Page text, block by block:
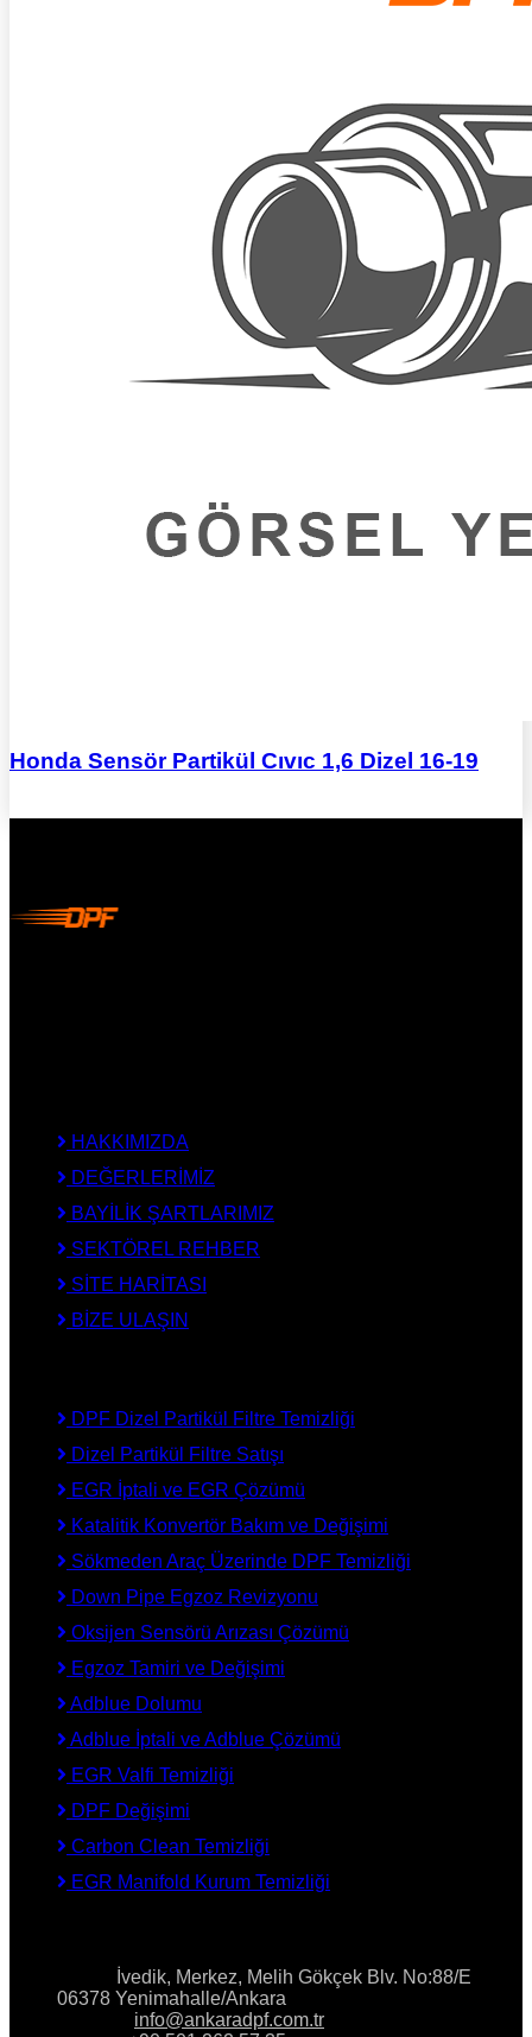
Honda Sensör Partikül Cıvıc 1,6 Dizel 16-19
HAKKIMIZDA
DEĞERLERİMİZ
BAYİLİK ŞARTLARIMIZ
SEKTÖREL REHBER
SİTE HARİTASI
BİZE ULAŞIN
DPF Dizel Partikül Filtre Temizliği
Dizel Partikül Filtre Satışı
EGR İptali ve EGR Çözümü
Katalitik Konvertör Bakım ve Değişimi
Sökmeden Araç Üzerinde DPF Temizliği
Down Pipe Egzoz Revizyonu
Oksijen Sensörü Arızası Çözümü
Egzoz Tamiri ve Değişimi
Adblue Dolumu
Adblue İptali ve Adblue Çözümü
EGR Valfi Temizliği
DPF Değişimi
Carbon Clean Temizliği
EGR Manifold Kurum Temizliği
İvedik, Merkez, Melih Gökçek Blv. No:88/E
06378 Yenimahalle/Ankara
info@ankaradpf.com.tr